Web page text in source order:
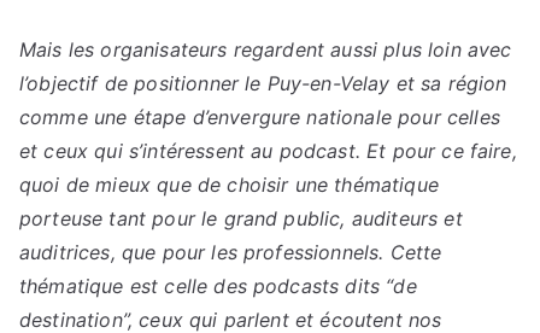
Mais les organisateurs regardent aussi plus loin avec
l’objectif de positionner le Puy-en-Velay et sa région
comme une étape d’envergure nationale pour celles
et ceux qui s’intéressent au podcast. Et pour ce faire,
quoi de mieux que de choisir une thématique
porteuse tant pour le grand public, auditeurs et
auditrices, que pour les professionnels. Cette
thématique est celle des podcasts dits “de
destination”, ceux qui parlent et écoutent nos